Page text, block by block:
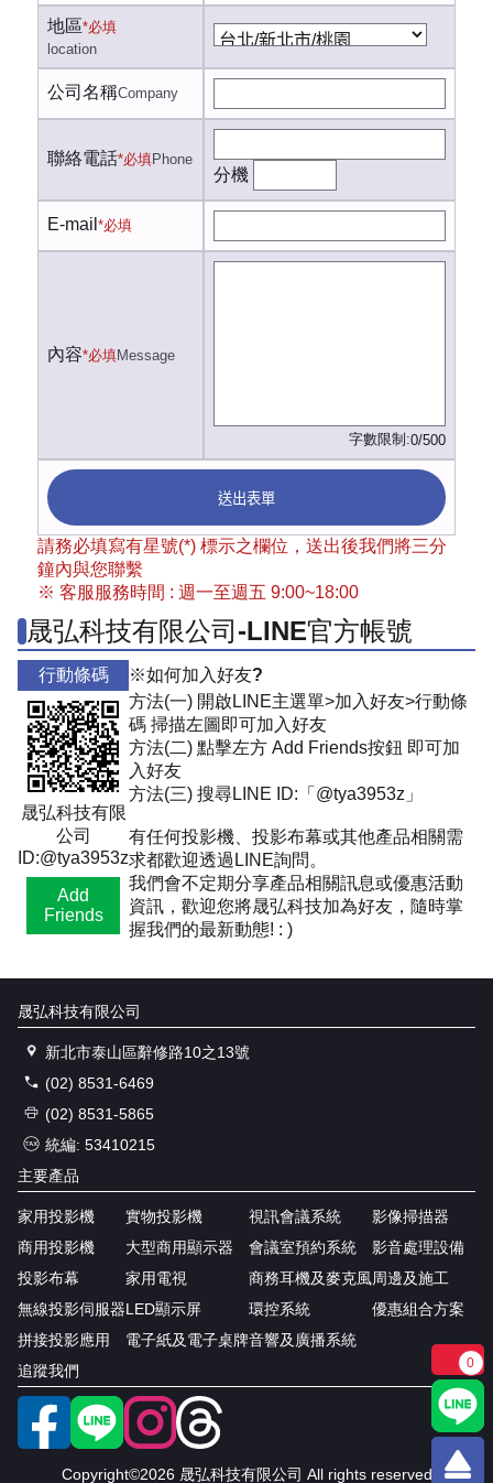
地區*必填
location
公司名稱Company
聯絡電話*必填Phone
分機
E-mail *必填
內容*必填Message
字數限制:0/500
送出表單
請務必填寫有星號(*) 標示之欄位，送出後我們將三分
鐘內與您聯繫
※ 客服服務時間 : 週一至週五 9:00~18:00
晟弘科技有限公司-LINE官方帳號
行動條碼
晟弘科技有限
公司
ID:@tya3953z
Add
Friends
※如何加入好友?
方法(一) 開啟LINE主選單>加入好友>行動條
碼 掃描左圖即可加入好友
方法(二) 點擊左方 Add Friends按鈕 即可加
入好友
方法(三) 搜尋LINE ID:「@tya3953z」
有任何投影機、投影布幕或其他產品相關需
求都歡迎透過LINE詢問。
我們會不定期分享產品相關訊息或優惠活動
資訊，歡迎您將晟弘科技加為好友，隨時掌
握我們的最新動態! : )
晟弘科技有限公司
新北市泰山區辭修路10之13號
(02) 8531-6469
(02) 8531-5865
統編: 53410215
主要產品
家用投影機
商用投影機
投影布幕
無線投影伺服器
拼接投影應用
實物投影機
大型商用顯示器
家用電視
LED顯示屏
電子紙及電子桌牌
視訊會議系統
會議室預約系統
商務耳機及麥克風
環控系統
音響及廣播系統
影像掃描器
影音處理設備
周邊及施工
優惠組合方案
追蹤我們
Copyright©2026 晟弘科技有限公司 All rights reserved
0